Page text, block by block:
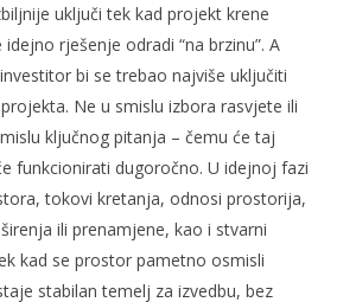
uključi tek kad projekt krene
rješenje odradi “na brzinu”. A
bi se trebao najviše uključiti
Ne u smislu izbora rasvjete ili
ključnog pitanja – čemu će taj
funkcionirati dugoročno. U idejnoj fazi
tokovi kretanja, odnosi prostorija,
ili prenamjene, kao i stvarni
kad se prostor pametno osmisli
stabilan temelj za izvedbu, bez